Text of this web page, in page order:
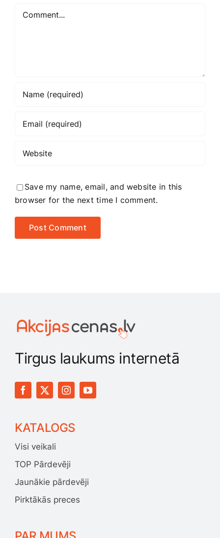
Comment
Save my name, email, and website in this
browser for the next time I comment.
Tirgus laukums internetā
KATALOGS
Visi veikali
TOP Pārdevēji
Jaunākie pārdevēji
Pirktākās preces